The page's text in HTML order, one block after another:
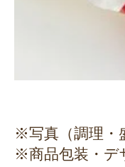
※写真（調理・
※商品包装・デ